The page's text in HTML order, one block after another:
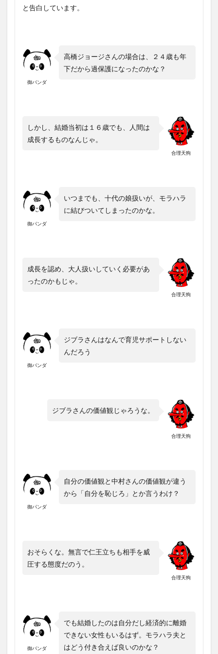
と告白しています。
御パンダ
高橋ジョージさんの場合は、２４歳も年
下だから過保護になったのかな？
合理天狗
しかし、結婚当初は１６歳でも、人間は
成長するものなんじゃ。
御パンダ
いつまでも、十代の娘扱いが、モラハラ
に結びついてしまったのかな。
合理天狗
成長を認め、大人扱いしていく必要があ
ったのかもじゃ。
御パンダ
ジブラさんはなんで育児サポートしない
んだろう
合理天狗
ジブラさんの価値観じゃろうな。
御パンダ
自分の価値観と中村さんの価値観が違う
から「自分を恥じろ」とか言うわけ？
合理天狗
おそらくな。無言で仁王立ちも相手を威
圧する態度だのう。
御パンダ
でも結婚したのは自分だし経済的に離婚
できない女性もいるはず。モラハラ夫と
はどう付き合えば良いのかな？